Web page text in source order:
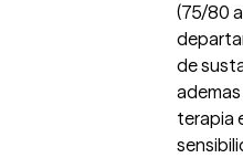
(75/80
de
terapia